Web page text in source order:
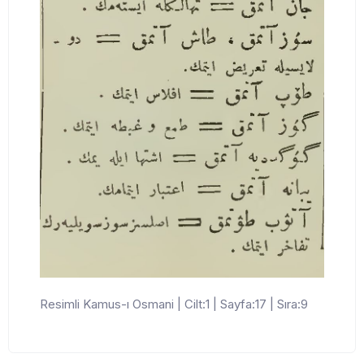
Resimli Kamus-ı Osmani | Cilt:1 | Sayfa:17 | Sıra:9